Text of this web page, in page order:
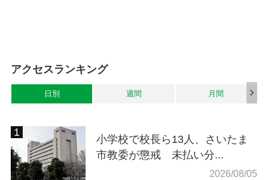
アクセスランキング
日別 週間 月間
小学校で校長ら13人、さいたま
市教委が懲戒 未払い分...
2026/08/05